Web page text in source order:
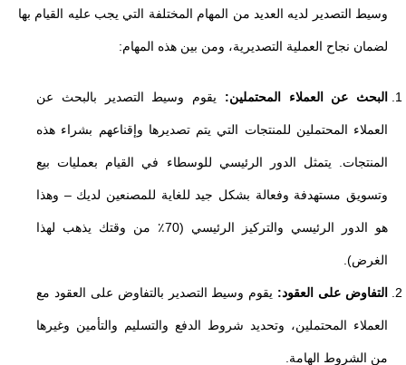
وسيط التصدير لديه العديد من المهام المختلفة التي يجب عليه القيام بها
لضمان نجاح العملية التصديرية، ومن بين هذه المهام:
البحث عن العملاء المحتملين: يقوم وسيط التصدير بالبحث عن
العملاء المحتملين للمنتجات التي يتم تصديرها وإقناعهم بشراء هذه
المنتجات. يتمثل الدور الرئيسي للوسطاء في القيام بعمليات بيع
وتسويق مستهدفة وفعالة بشكل جيد للغاية للمصنعين لديك – وهذا
هو الدور الرئيسي والتركيز الرئيسي (70٪ من وقتك يذهب لهذا
الغرض).
التفاوض على العقود: يقوم وسيط التصدير بالتفاوض على العقود مع
العملاء المحتملين، وتحديد شروط الدفع والتسليم والتأمين وغيرها
من الشروط الهامة.